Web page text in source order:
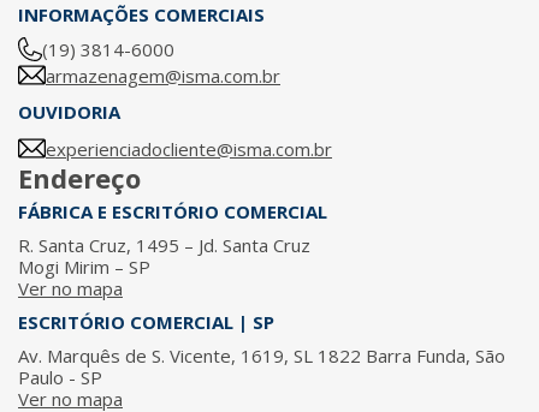
INFORMAÇÕES COMERCIAIS
(19) 3814-6000
armazenagem@isma.com.br
OUVIDORIA
experienciadocliente@isma.com.br
Endereço
FÁBRICA E ESCRITÓRIO COMERCIAL
R. Santa Cruz, 1495 – Jd. Santa Cruz
Mogi Mirim – SP
Ver no mapa
ESCRITÓRIO COMERCIAL | SP
Av. Marquês de S. Vicente, 1619, SL 1822 Barra Funda, São
Paulo - SP
Ver no mapa